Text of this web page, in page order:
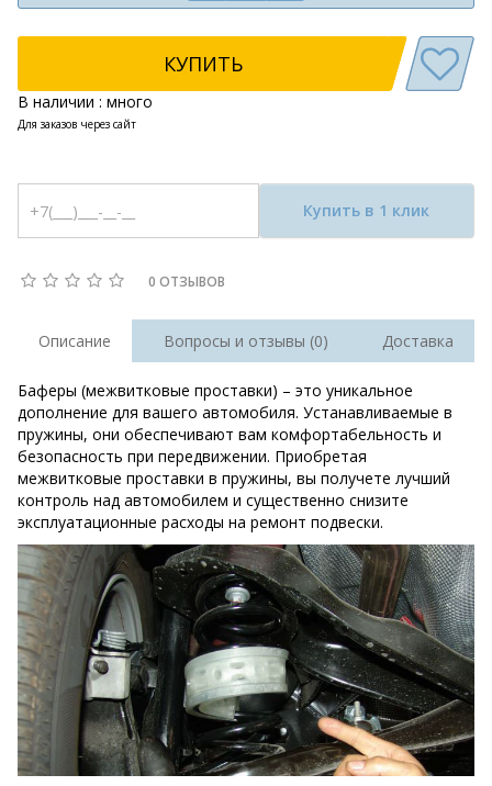
КУПИТЬ
В наличии : много
Для заказов через сайт
Купить в 1 клик
0 ОТЗЫВОВ
Описание Вопросы и отзывы (0) Доставка
Баферы (межвитковые проставки) – это уникальное
дополнение для вашего автомобиля. Устанавливаемые в
пружины, они обеспечивают вам комфортабельность и
безопасность при передвижении. Приобретая
межвитковые проставки в пружины, вы получете лучший
контроль над автомобилем и существенно снизите
эксплуатационные расходы на ремонт подвески.